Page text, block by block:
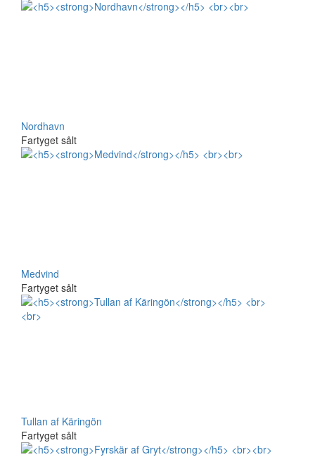
Nordhavn
Fartyget sålt
Medvind
Fartyget sålt
Tullan af Käringön
Fartyget sålt